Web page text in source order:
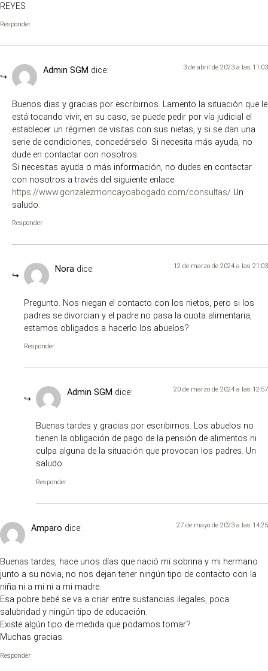
REYES
Responder
Admin SGM dice: 3 de abril de 2023 a las 11:03
Buenos dias y gracias por escribirnos. Lamento la situación que le
está tocando vivir, en su caso, se puede pedir por vía judicial el
establecer un régimen de visitas con sus nietas, y si se dan una
serie de condiciones, concedérselo. Si necesita más ayuda, no
dude en contactar con nosotros.
Si necesitas ayuda o más información, no dudes en contactar
con nosotros a través del siguiente enlace:
https://www.gonzalezmoncayoabogado.com/consultas/ Un
saludo.
Responder
Nora dice: 12 de marzo de 2024 a las 21:03
Pregunto. Nos niegan el contacto con los nietos, pero si los
padres se divorcian y el padre no pasa la cuota alimentaria,
estamos obligados a hacerlo los abuelos?
Responder
Admin SGM dice: 20 de marzo de 2024 a las 12:57
Buenas tardes y gracias por escribirnos. Los abuelos no
tienen la obligación de pago de la pensión de alimentos ni
culpa alguna de la situación que provocan los padres. Un
saludo
Responder
Amparo dice: 27 de mayo de 2023 a las 14:25
Buenas tardes, hace unos días que nació mi sobrina y mi hermano
junto a su novia, no nos dejan tener ningún tipo de contacto con la
niña ni a mí ni a mi madre.
Esa pobre bebé se va a criar entre sustancias ilegales, poca
salubridad y ningún tipo de educación.
Existe algún tipo de medida que podamos tomar?
Muchas gracias.
Responder